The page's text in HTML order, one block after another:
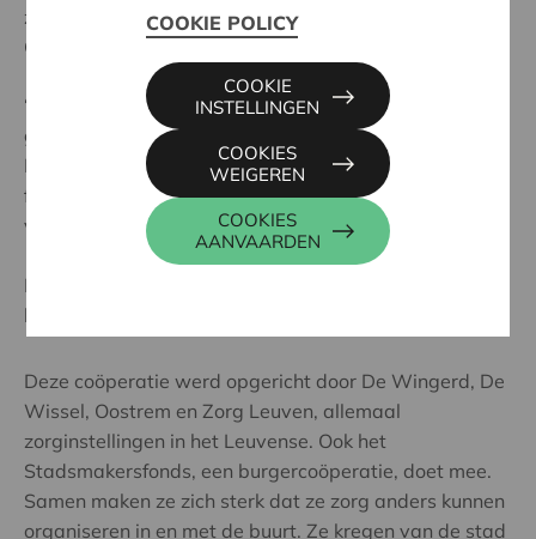
zorginstelling De Wingerd in een interview met
CeraScoop.
“Eerst halen we mensen die zorg nodig hebben, in ons
geval personen met dementie, weg uit hun omgeving.
Dat is moeilijk. En dan vragen we aan de buurt en de
familie om naar die zorginstelling enkele dorpen
verder te komen. Dat is een tweede keer moeilijk.”
LIVEZ, of Leuvense Initiatieven Voor Eerlijke Zorg,
brengt daar verandering in.
Deze coöperatie werd opgericht door De Wingerd, De
Wissel, Oostrem en Zorg Leuven, allemaal
zorginstellingen in het Leuvense. Ook het
Stadsmakersfonds, een burgercoöperatie, doet mee.
Samen maken ze zich sterk dat ze zorg anders kunnen
organiseren in en met de buurt. Ze kregen van de stad
COOKIE POLICY
COOKIES
AANVAARDEN
COOKIES
WEIGEREN
COOKIE
INSTELLINGEN